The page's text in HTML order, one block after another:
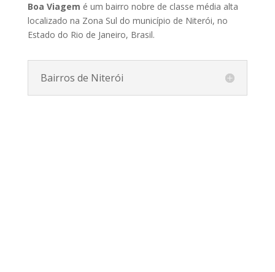
Boa Viagem é um bairro nobre de classe média alta
localizado na Zona Sul do município de Niterói, no
Estado do Rio de Janeiro, Brasil.
Bairros de Niterói